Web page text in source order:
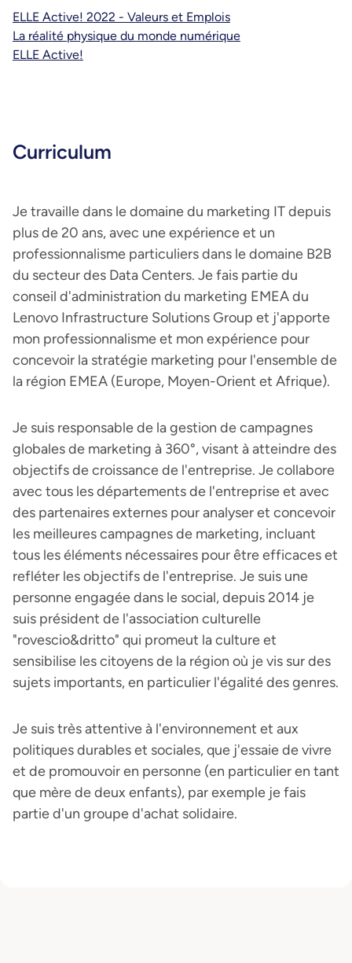
ELLE Active! 2022 - Valeurs et Emplois
La réalité physique du monde numérique
ELLE Active!
Curriculum
Je travaille dans le domaine du marketing IT depuis
plus de 20 ans, avec une expérience et un
professionnalisme particuliers dans le domaine B2B
du secteur des Data Centers. Je fais partie du
conseil d'administration du marketing EMEA du
Lenovo Infrastructure Solutions Group et j'apporte
mon professionnalisme et mon expérience pour
concevoir la stratégie marketing pour l'ensemble de
la région EMEA (Europe, Moyen-Orient et Afrique).
Je suis responsable de la gestion de campagnes
globales de marketing à 360°, visant à atteindre des
objectifs de croissance de l'entreprise. Je collabore
avec tous les départements de l'entreprise et avec
des partenaires externes pour analyser et concevoir
les meilleures campagnes de marketing, incluant
tous les éléments nécessaires pour être efficaces et
refléter les objectifs de l'entreprise. Je suis une
personne engagée dans le social, depuis 2014 je
suis président de l'association culturelle
"rovescio&dritto" qui promeut la culture et
sensibilise les citoyens de la région où je vis sur des
sujets importants, en particulier l'égalité des genres.
Je suis très attentive à l'environnement et aux
politiques durables et sociales, que j'essaie de vivre
et de promouvoir en personne (en particulier en tant
que mère de deux enfants), par exemple je fais
partie d'un groupe d'achat solidaire.